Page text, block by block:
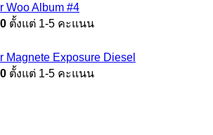
Woo Album #4
ตั้งแต่ 1-5 คะแนน
Magnete Exposure Diesel
ตั้งแต่ 1-5 คะแนน